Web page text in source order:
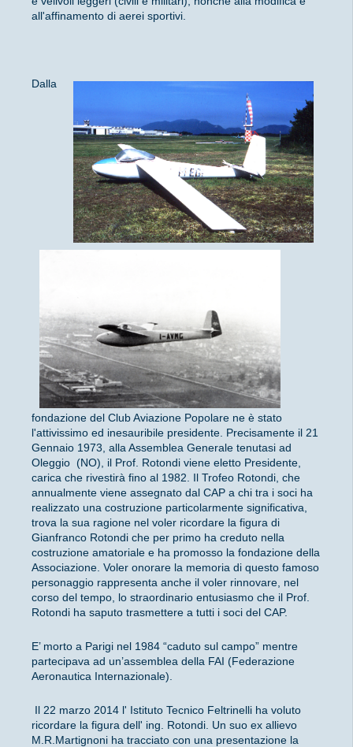
all'affinamento di aerei sportivi.
Dalla
fondazione del Club Aviazione Popolare ne è stato
l'attivissimo ed inesauribile presidente. Precisamente il 21
Gennaio 1973, alla Assemblea Generale tenutasi ad
Oleggio (NO), il Prof. Rotondi viene eletto Presidente,
carica che rivestirà fino al 1982. Il Trofeo Rotondi, che
annualmente viene assegnato dal CAP a chi tra i soci ha
realizzato una costruzione particolarmente significativa,
trova la sua ragione nel voler ricordare la figura di
Gianfranco Rotondi che per primo ha creduto nella
costruzione amatoriale e ha promosso la fondazione della
Associazione. Voler onorare la memoria di questo famoso
personaggio rappresenta anche il voler rinnovare, nel
corso del tempo, lo straordinario entusiasmo che il Prof.
Rotondi ha saputo trasmettere a tutti i soci del CAP.
E’ morto a Parigi nel 1984 “caduto sul campo” mentre
partecipava ad un’assemblea della FAI (Federazione
Aeronautica Internazionale).
Il 22 marzo 2014 l' Istituto Tecnico Feltrinelli ha voluto
ricordare la figura dell' ing. Rotondi. Un suo ex allievo
M.R.Martignoni ha tracciato con una presentazione la